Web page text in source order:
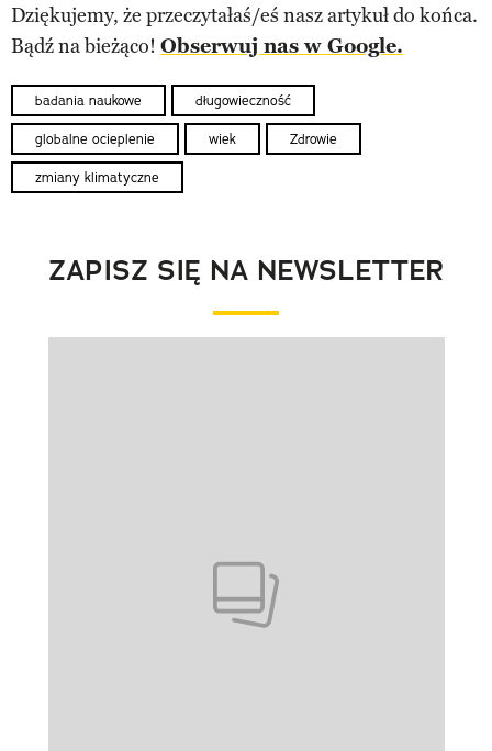
Dziękujemy, że przeczytałaś/eś nasz artykuł do końca.
Bądź na bieżąco! Obserwuj nas w Google.
badania naukowe długowieczność
globalne ocieplenie wiek Zdrowie
zmiany klimatyczne
ZAPISZ SIĘ NA NEWSLETTER